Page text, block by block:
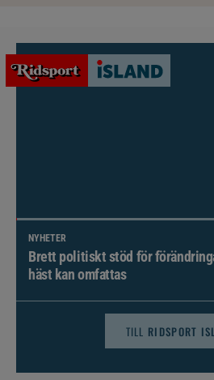
NYHETER
Brett politiskt stöd för
häst kan omfattas
TILL RIDSPORT